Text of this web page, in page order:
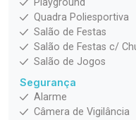
Playground
Quadra Poliesportiva
Salão de Festas
Salão de Festas c/
Salão de Jogos
Segurança
Alarme
Câmera de Vigilância